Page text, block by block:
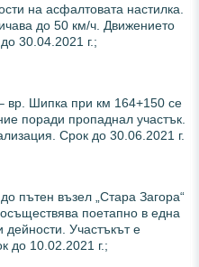
на асфалтовата настилка.
до 50 км/ч. Движението
30.04.2021 г.;
вр. Шипка при км 164+150 се
поради пропаднал участък.
Срок до 30.06.2021 г.
пътен възел „Стара Загора“
поетапно в една
дейности. Участъкът е
до 10.02.2021 г.;